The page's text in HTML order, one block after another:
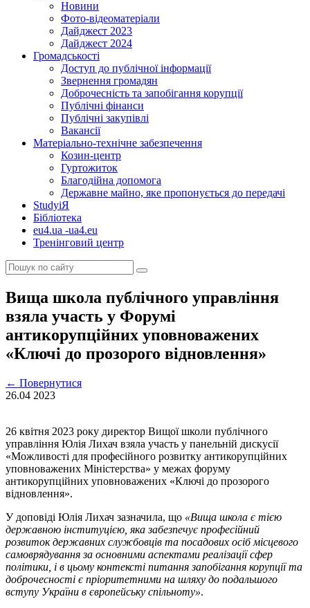
Новини
Фото-відеоматеріали
Дайджест 2023
Дайджест 2024
Громадськості
Доступ до публічної інформації
Звернення громадян
Доброчесність та запобігання корупції
Публічні фінанси
Публічні закупівлі
Вакансії
Матеріально-технічне забезпечення
Козин-центр
Гуртожиток
Благодійна допомога
Державне майно, яке пропонується до передачі
StudyіЯ
Бібліотека
eu4.ua -ua4.eu
Тренінговий центр
Вища школа публічного управління
взяла участь у Форумi
антикорупційних уповноважених
«Ключі до прозорого відновлення»
← Повернутися
26.04 2023
26 квітня 2023 року директор Вищої школи публічного
управління Юлія Лихач взяла участь у панельній дискусії
«Можливості для професійного розвитку антикорупційних
уповноважених Міністерства» у межах форуму
антикорупційних уповноважених «Ключі до прозорого
відновлення».
У доповіді Юлія Лихач зазначила, що «Вища школа є тією
державною інституцією, яка забезпечує професійний
розвиток державних службовців та посадових осіб місцевого
самоврядування за основними аспектами реалізації сфер
політики, і в цьому контексті питання запобігання корупції та
доброчесності є пріоритетними на шляху до подальшого
вступу України в європейську спільноту».